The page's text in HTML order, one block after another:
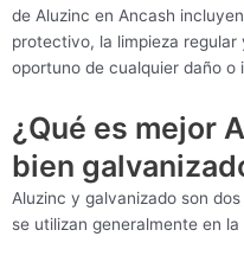
de Aluzinc en Ancash
protectivo, la limpieza
oportuno de cualquier daño
¿Qué es mejor
bien
Aluzinc y galvanizado son
se utilizan generalmente en